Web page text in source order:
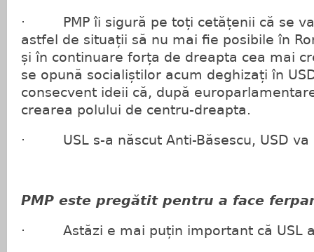
· PMP îi sigură pe toți cetățenii că se
astfel de situații să nu mai fie posibile în
și în continuare forța de dreapta cea mai
se opună socialiștilor acum deghizați în
consecvent ideii că, după
crearea polului de centru-dreapta.
· USL s-a născut Anti-Băsescu, USD va
PMP este pregătit pentru a face
· Astăzi e mai puțin important că USL